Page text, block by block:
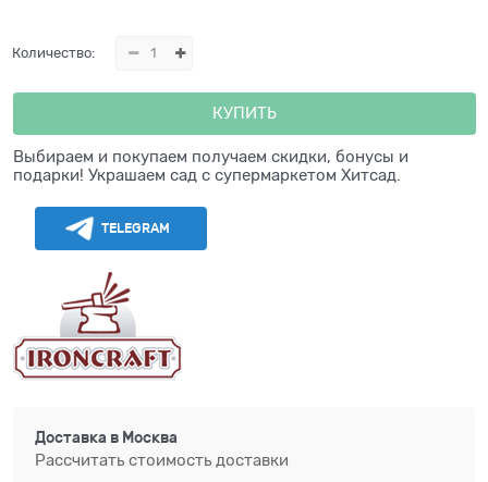
Количество:
КУПИТЬ
Выбираем и покупаем получаем скидки, бонусы и
подарки! Украшаем сад с супермаркетом Хитсад.
TELEGRAM
Доставка в Москва
Рассчитать стоимость доставки